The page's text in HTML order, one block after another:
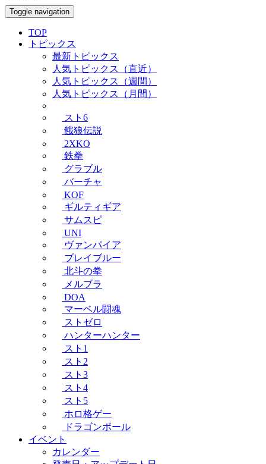
Toggle navigation
TOP
トピックス
最新トピックス
人気トピックス（直近）
人気トピックス（週間）
人気トピックス（月間）
スト6
餓狼伝説
2XKO
鉄拳
グラブル
バーチャ
KOF
ギルティギア
サムスピ
UNI
ヴァンパイア
ブレイブルー
北斗の拳
メルブラ
DOA
マーベル闘魂
ストゼロ
ハンターハンター
スト1
スト2
スト3
スト4
スト5
ホロ格ゲー
ドラゴンボール
イベント
カレンダー